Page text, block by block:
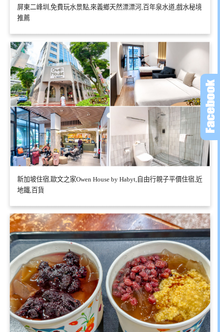
屏東二峰圳,免費玩水景點,來義鄉天然漂漂河,百年泉水道,戲水秘境
推薦
新加坡住宿,歐文之家Owen House by Habyt,自由行親子平價住宿,近
地鐵,百貨